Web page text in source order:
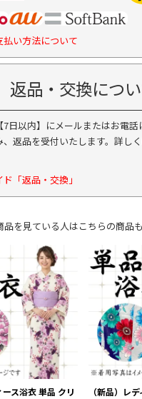
い方法について
返品・交換につ
7日以内】にメールまたはお電
、返品を受付いたします。詳し
「返品・交換」
品を見ている人はこちらの商品
ース浴衣 単品 クリ
（新品）レ